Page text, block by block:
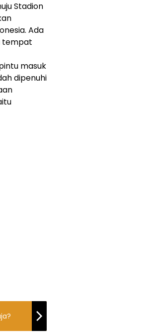
Stadion
Ada
tempat
masuk
dipenuhi